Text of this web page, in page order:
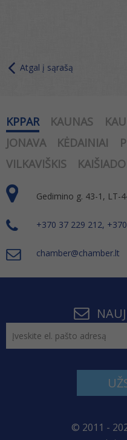
Atgal į sąrašą
KPPAR KAUNAS
JONAVA
KĖDAINIAI
VILKAVIŠKIS
Gedimino g. 43-1, LT-
+370 37 229 212,
chamber@chamber.lt
© 2011 -